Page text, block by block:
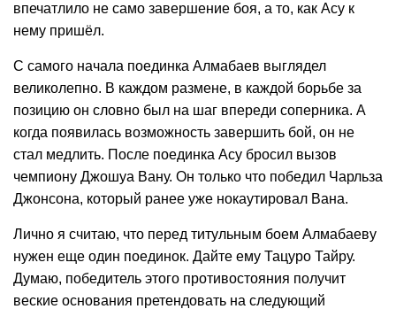
впечатлило не само завершение боя, а то, как Асу к
нему пришёл.
С самого начала поединка Алмабаев выглядел
великолепно. В каждом размене, в каждой борьбе за
позицию он словно был на шаг впереди соперника. А
когда появилась возможность завершить бой, он не
стал медлить. После поединка Асу бросил вызов
чемпиону Джошуа Вану. Он только что победил Чарльза
Джонсона, который ранее уже нокаутировал Вана.
Лично я считаю, что перед титульным боем Алмабаеву
нужен еще один поединок. Дайте ему Тацуро Тайру.
Думаю, победитель этого противостояния получит
веские основания претендовать на следующий